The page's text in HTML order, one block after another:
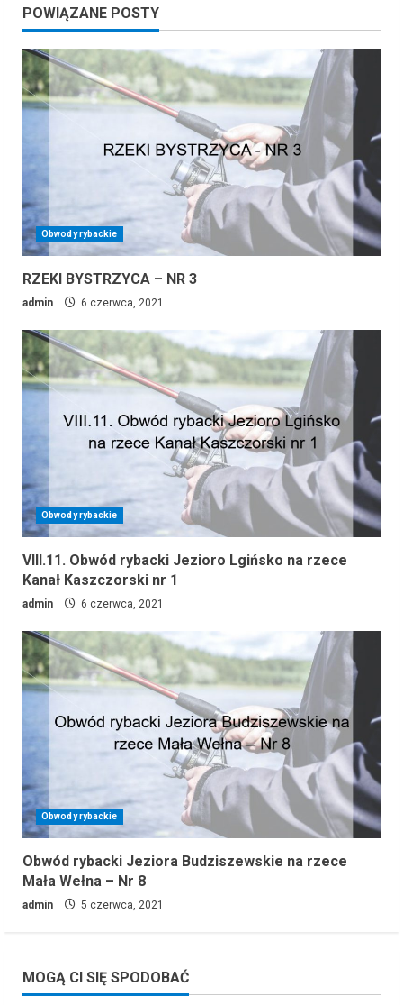
POWIĄZANE POSTY
Obwody rybackie
RZEKI BYSTRZYCA – NR 3
admin 6 czerwca, 2021
Obwody rybackie
VIII.11. Obwód rybacki Jezioro Lgińsko na rzece
Kanał Kaszczorski nr 1
admin 6 czerwca, 2021
Obwody rybackie
Obwód rybacki Jeziora Budziszewskie na rzece
Mała Wełna – Nr 8
admin 5 czerwca, 2021
MOGĄ CI SIĘ SPODOBAĆ